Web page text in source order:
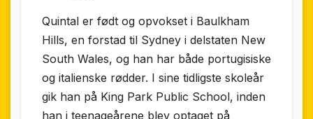
Quintal er født og opvokset i Baulkham
Hills, en forstad til Sydney i delstaten New
South Wales, og han har både portugisiske
og italienske rødder. I sine tidligste skoleår
gik han på King Park Public School, inden
han i teenageårene blev optaget på